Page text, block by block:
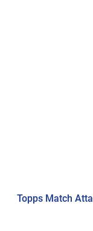
Topps Match